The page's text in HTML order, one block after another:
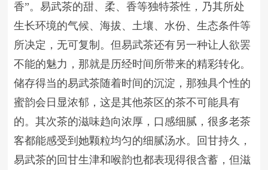
香”。易武茶的甜、柔、香等独特茶性，乃其所处
生长环境的气候、海拔、土壤、水份、生态条件等
所决定，无可复制。但易武茶还有另一种让人欲罢
不能的魅力，那就是历经时间所带来的精彩转化。
储存得当的易武茶随着时间的沉淀，那独具个性的
蜜韵会日显浓郁，这是其他茶区的茶不可能具有
的。其次茶的滋味趋向浓厚，口感细腻，很多老茶
客都能感受到她颗粒均匀的细腻汤水。回甘持久，
易武茶的回甘生津和喉韵也都表现得很含蓄，但滋